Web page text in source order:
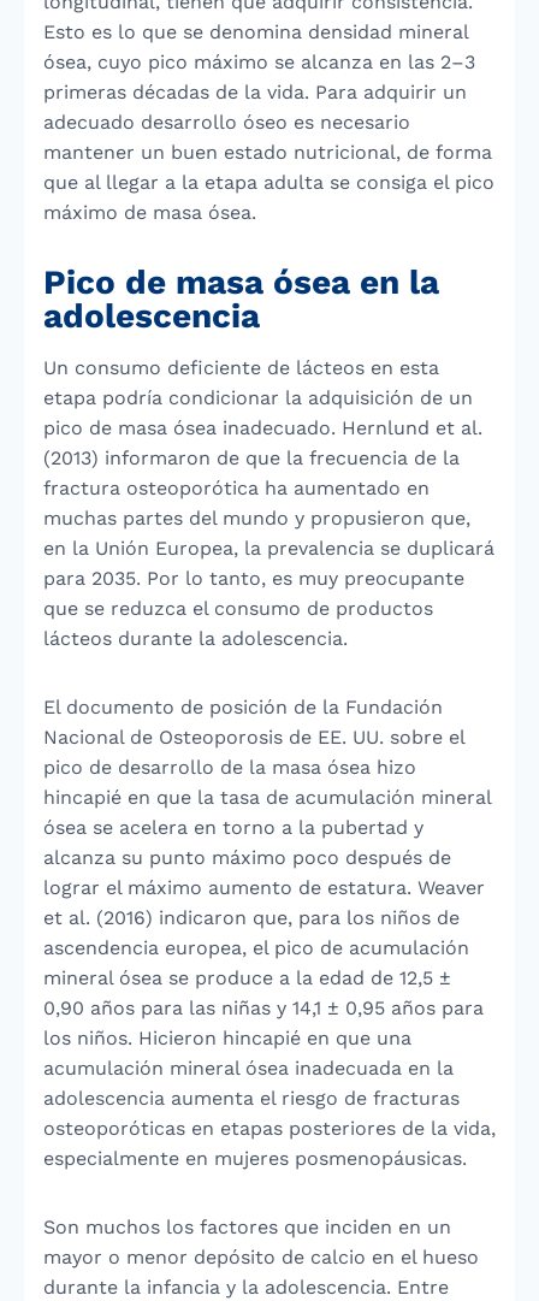
Esto es lo que se denomina densidad mineral
ósea, cuyo pico máximo se alcanza en las 2–3
primeras décadas de la vida. Para adquirir un
adecuado desarrollo óseo es necesario
mantener un buen estado nutricional, de forma
que al llegar a la etapa adulta se consiga el pico
máximo de masa ósea.
Pico de masa ósea en la
adolescencia
Un consumo deficiente de lácteos en esta
etapa podría condicionar la adquisición de un
pico de masa ósea inadecuado. Hernlund et al.
(2013) informaron de que la frecuencia de la
fractura osteoporótica ha aumentado en
muchas partes del mundo y propusieron que,
en la Unión Europea, la prevalencia se duplicará
para 2035. Por lo tanto, es muy preocupante
que se reduzca el consumo de productos
lácteos durante la adolescencia.
El documento de posición de la Fundación
Nacional de Osteoporosis de EE. UU. sobre el
pico de desarrollo de la masa ósea hizo
hincapié en que la tasa de acumulación mineral
ósea se acelera en torno a la pubertad y
alcanza su punto máximo poco después de
lograr el máximo aumento de estatura. Weaver
et al. (2016) indicaron que, para los niños de
ascendencia europea, el pico de acumulación
mineral ósea se produce a la edad de 12,5 ±
0,90 años para las niñas y 14,1 ± 0,95 años para
los niños. Hicieron hincapié en que una
acumulación mineral ósea inadecuada en la
adolescencia aumenta el riesgo de fracturas
osteoporóticas en etapas posteriores de la vida,
especialmente en mujeres posmenopáusicas.
Son muchos los factores que inciden en un
mayor o menor depósito de calcio en el hueso
durante la infancia y la adolescencia. Entre